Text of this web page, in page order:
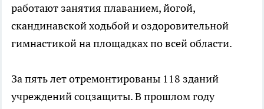
работают занятия плаванием, йогой,
скандинавской ходьбой и оздоровительной
гимнастикой на площадках по всей области.
За пять лет отремонтированы 118 зданий
учреждений соцзащиты. В прошлом году